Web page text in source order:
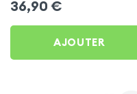
36,90 €
AJOUTER